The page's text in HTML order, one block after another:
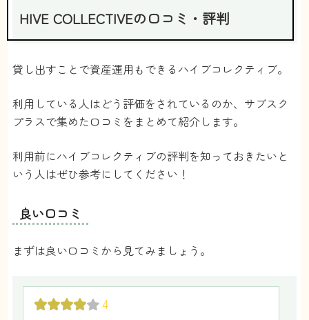
HIVE COLLECTIVEの口コミ・評判
貸し出すことで資産運用もできるハイブコレクティブ。
利用している人はどう評価をされているのか、サブスク
プラスで集めた口コミをまとめて紹介します。
利用前にハイブコレクティブの評判を知っておきたいと
いう人はぜひ参考にしてください！
良い口コミ
まずは良い口コミから見てみましょう。
4